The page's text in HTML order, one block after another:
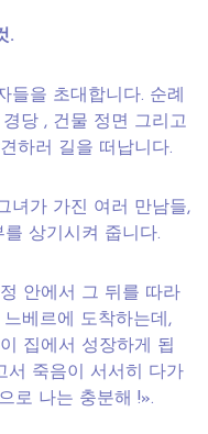
.
들을 초대합니다. 순례
당 , 건물 정면 그리고
하러 길을 떠납니다.
녀가 가진 여러 만남들,
상기시켜 줍니다.
안에서 그 뒤를 따라
베르에 도착하는데,
집에서 성장하게 됩
서 죽음이 서서히 다가
로 나는 충분해 !».